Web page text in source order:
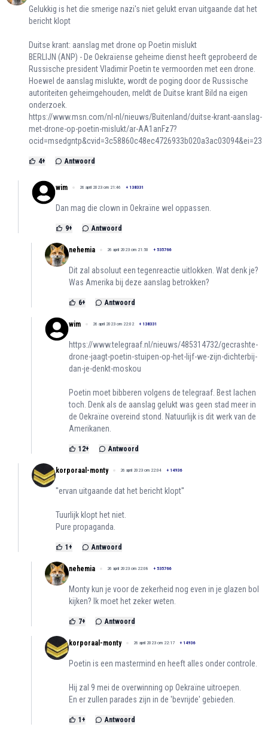
Gelukkig is het die smerige nazi's niet gelukt ervan uitgaande dat het
bericht klopt
Duitse krant: aanslag met drone op Poetin mislukt
BERLIJN (ANP) - De Oekraïense geheime dienst heeft geprobeerd de
Russische president Vladimir Poetin te vermoorden met een drone.
Hoewel de aanslag mislukte, wordt de poging door de Russische
autoriteiten geheimgehouden, meldt de Duitse krant Bild na eigen
onderzoek.
https://www.msn.com/nl-nl/nieuws/Buitenland/duitse-krant-aanslag-
met-drone-op-poetin-mislukt/ar-AA1anFz7?
ocid=msedgntp&cvid=3c58860c48ec4726933b020a3ac03094&ei=23
4+ Antwoord
wim 26 april 2023 om 21:46 + 138331
Dan mag die clown in Oekraïne wel oppassen.
9+ Antwoord
nehemia 26 april 2023 om 21:50 + 535766
Dit zal absoluut een tegenreactie uitlokken. Wat denk je?
Was Amerika bij deze aanslag betrokken?
6+ Antwoord
wim 26 april 2023 om 22:02 + 138331
https://www.telegraaf.nl/nieuws/485314732/gecrashte-
drone-jaagt-poetin-stuipen-op-het-lijf-we-zijn-dichterbij-
dan-je-denkt-moskou
Poetin moet bibberen volgens de telegraaf. Best lachen
toch. Denk als de aanslag gelukt was geen stad meer in
de Oekraïne overeind stond. Natuurlijk is dit werk van de
Amerikanen.
12+ Antwoord
korporaal-monty 26 april 2023 om 22:04 + 14936
''ervan uitgaande dat het bericht klopt''
Tuurlijk klopt het niet.
Pure propaganda.
1 + Antwoord
nehemia 26 april 2023 om 22:08 + 535766
Monty kun je voor de zekerheid nog even in je glazen bol
kijken? Ik moet het zeker weten.
7+ Antwoord
korporaal-monty 26 april 2023 om 22:17 + 14936
Poetin is een mastermind en heeft alles onder controle.
Hij zal 9 mei de overwinning op Oekraïne uitroepen.
En er zullen parades zijn in de 'bevrijde' gebieden.
1 + Antwoord